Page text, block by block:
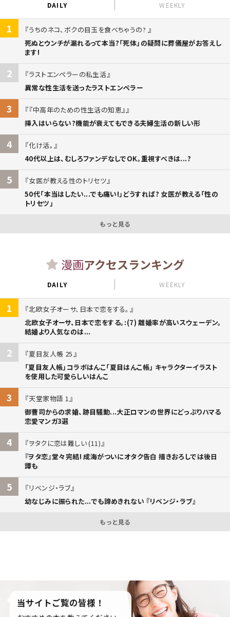
DAILY WEEKLY
1
うちのネコ、ボクの目玉を食べちゃうの?
死ぬとウンチが漏れるって本当?「死体」の疑問に葬儀屋がお答えし
ます!
2
ラストエンペラーの私生活
異常な性生活を送ったラストエンペラー
3
『中高年のための性生活の知恵』
挿入はいらない?機能が衰えてもできる夫婦生活の新しい形
4
化け活。
40代以上は、むしろファンデなしでOK。重視すべきは...?
5
女医が教える性のトリセツ
50代「本当はしたい...でも痛い!」どうすれば? 女医が教える「性の
トリセツ」
もっと見る
漫画アクセスランキング
DAILY WEEKLY
1
北欧女子オーサ、日本で恋をする。
北欧女子オーサ、日本で恋をする。:(7) 離婚率が高いスウェーデン。
結婚より人気なのは...
2
夏目友人帳 25
「夏目友人帳」コラボはんこ「夏目はんこ帳」 キャラクターイラスト
を使用した可愛らしいはんこ
3
天堂家物語 1
御曹司からの求婚、跡目騒動...大正ロマンの世界にどっぷりハマる
恋愛マンガ3選
4
ヲタクに恋は難しい (11)
『ヲタ恋』堂々完結! 成海がついにオタク告白 描きおろしでは後日
譚も
5
リベンジ・ラブ
幼なじみに振られた...でも諦めきれない 『リベンジ・ラブ』
もっと見る
当サイトご覧の皆様！